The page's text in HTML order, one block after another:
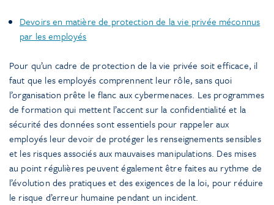
Devoirs en matière de protection de la vie privée méconnus
par les employés
Pour qu’un cadre de protection de la vie privée soit efficace, il
faut que les employés comprennent leur rôle, sans quoi
l’organisation prête le flanc aux cybermenaces. Les programmes
de formation qui mettent l’accent sur la confidentialité et la
sécurité des données sont essentiels pour rappeler aux
employés leur devoir de protéger les renseignements sensibles
et les risques associés aux mauvaises manipulations. Des mises
au point régulières peuvent également être faites au rythme de
l’évolution des pratiques et des exigences de la loi, pour réduire
le risque d’erreur humaine pendant un incident.